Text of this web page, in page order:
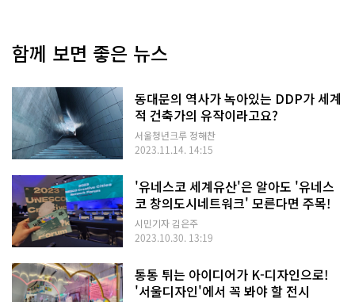
함께 보면 좋은 뉴스
동대문의 역사가 녹아있는 DDP가 세계
적 건축가의 유작이라고요?
서울청년크루 정해찬
2023.11.14. 14:15
'유네스코 세계유산'은 알아도 '유네스
코 창의도시네트워크' 모른다면 주목!
시민기자 김은주
2023.10.30. 13:19
통통 튀는 아이디어가 K-디자인으로!
'서울디자인'에서 꼭 봐야 할 전시